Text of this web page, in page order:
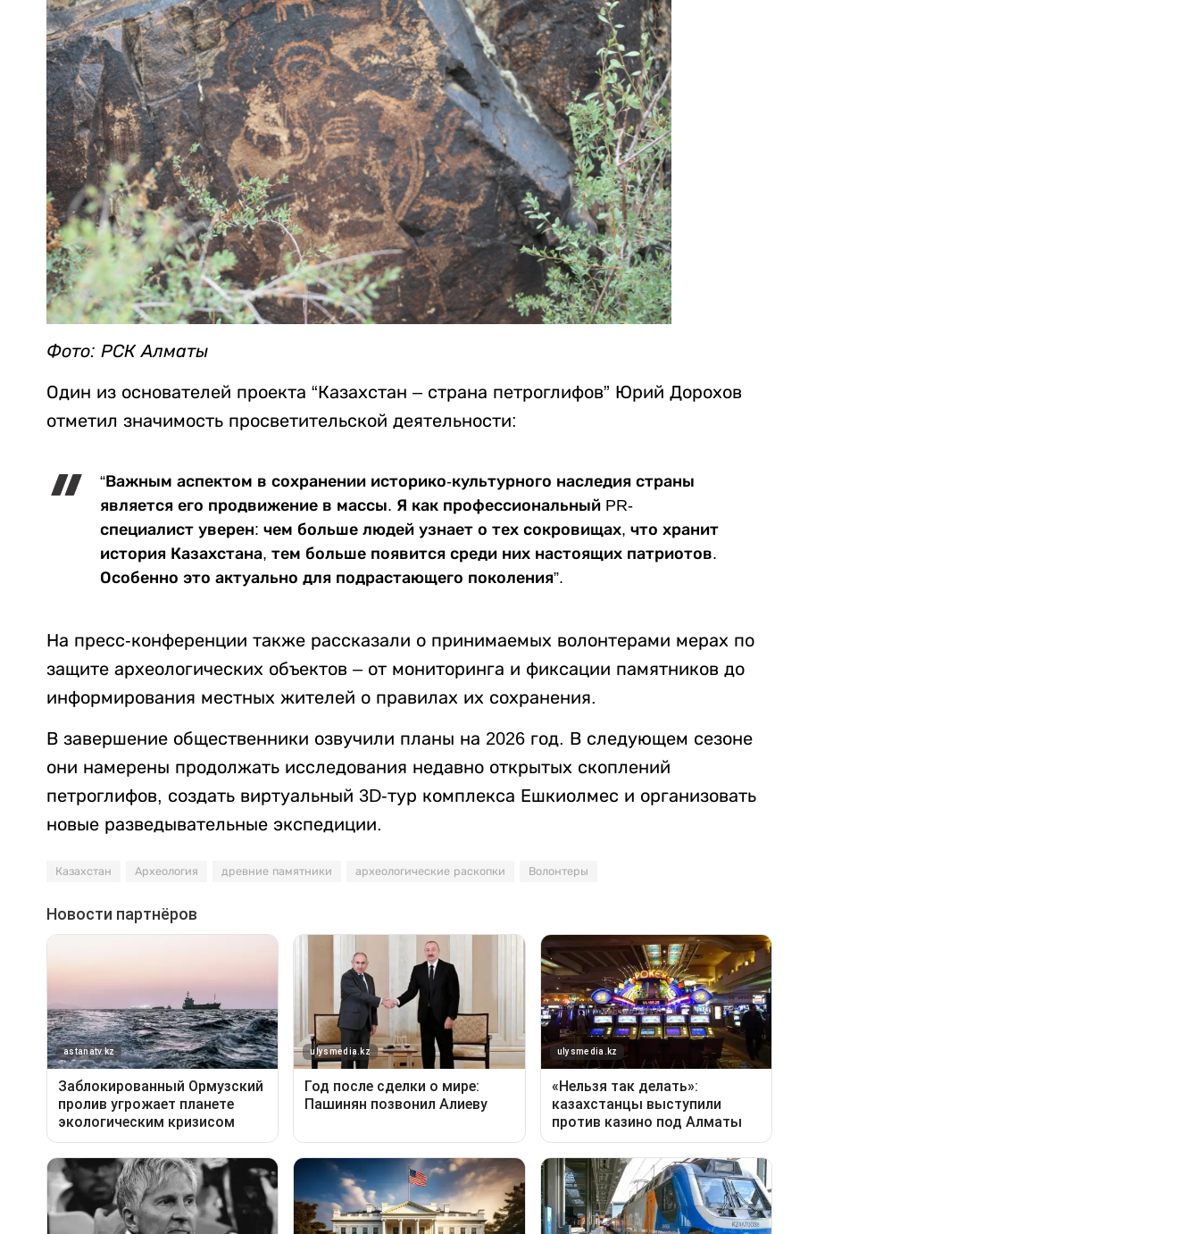
Фото: РСК Алматы
Один из основателей проекта “Казахстан – страна петроглифов” Юрий Дорохов
отметил значимость просветительской деятельности:
“Важным аспектом в сохранении историко-культурного наследия страны
является его продвижение в массы. Я как профессиональный PR-
специалист уверен: чем больше людей узнает о тех сокровищах, что хранит
история Казахстана, тем больше появится среди них настоящих патриотов.
Особенно это актуально для подрастающего поколения”.
На пресс-конференции также рассказали о принимаемых волонтерами мерах по
защите археологических объектов – от мониторинга и фиксации памятников до
информирования местных жителей о правилах их сохранения.
В завершение общественники озвучили планы на 2026 год. В следующем сезоне
они намерены продолжать исследования недавно открытых скоплений
петроглифов, создать виртуальный 3D-тур комплекса Ешкиолмес и организовать
новые разведывательные экспедиции.
Казахстан Археология древние памятники археологические раскопки Волонтеры